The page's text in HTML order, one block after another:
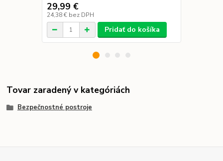
29,99 €
24,38 € bez DPH
Pridať do košíka
Tovar zaradený v kategóriách
Bezpečnostné postroje